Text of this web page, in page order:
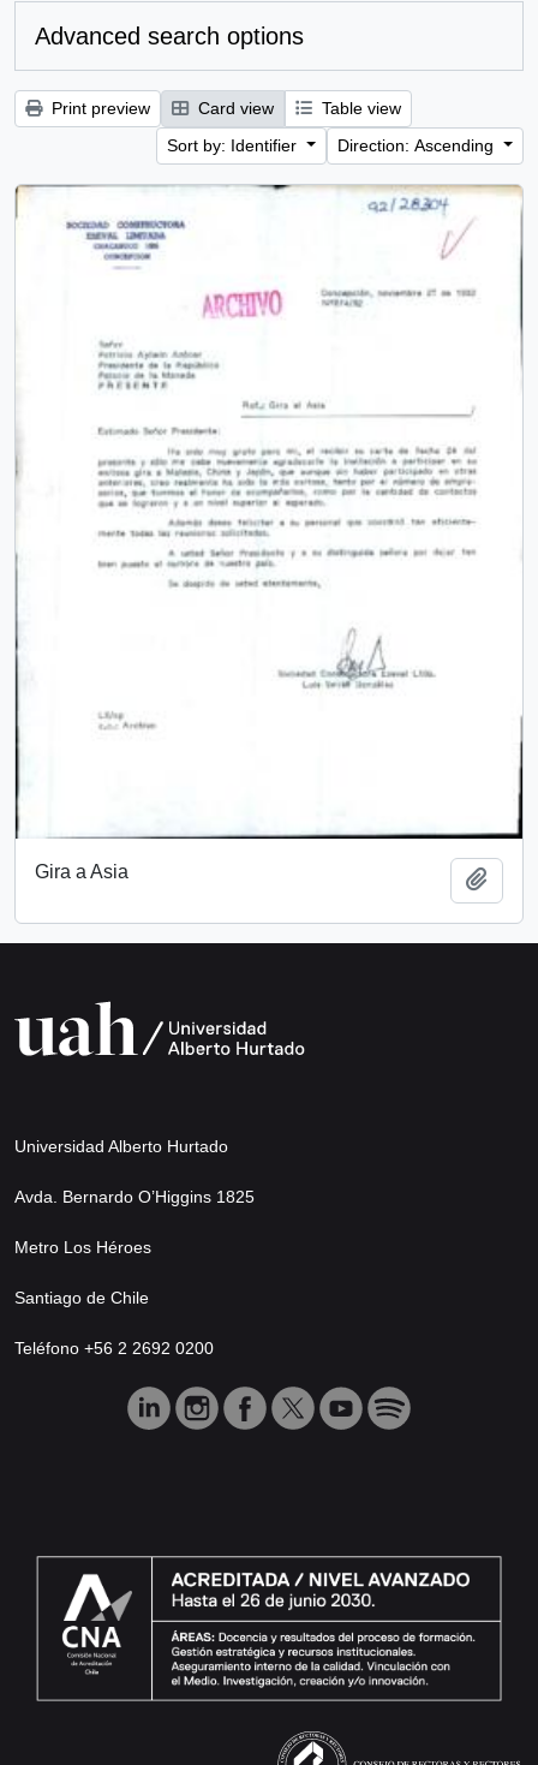
Advanced search options
Print preview Card view
Table view
Sort by: Identifier
Direction: Ascending
Gira a Asia
Universidad Alberto Hurtado
Avda. Bernardo O’Higgins 1825
Metro Los Héroes
Santiago de Chile
Teléfono +56 2 2692 0200